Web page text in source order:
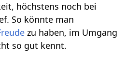
höchstens noch bei
So könnte man
zu haben, im Umgang
so gut kennt.